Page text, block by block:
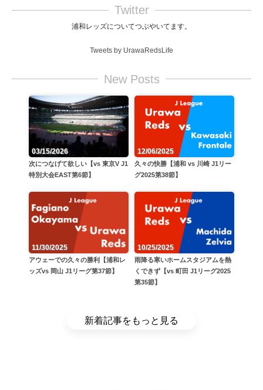
Twitter
浦和レッズについてつぶやいてます。
Tweets by UrawaRedsLife
New Posts
03/15/2026
次につなげて欲しい【vs 東京V J1
特別大会EAST第6節】
12/06/2025
久々の快勝【浦和 vs 川崎 J1リー
グ2025第38節】
11/30/2025
アウェーでの久々の勝利【浦和レ
ッズvs 岡山 J1リーグ第37節】
10/25/2025
雨降る寒いホームスタジアムを熱
くできず【vs 町田 J1リーグ2025
第35節】
新着記事をもっと見る